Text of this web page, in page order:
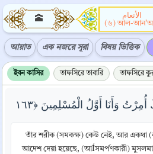
🕋
الأنعام
(৬) আল-
আয়াত এক নজরে সূরা বিষয় ভিত্তিক
ইবন কাসির তাফসিরে তাবারি তাফসিরে
তাঁর শরীক (সমকক্ষ) কেউ নেই, আর একথা
আদেশ দেয়া হয়েছে, (আÍসমর্পণকারী)